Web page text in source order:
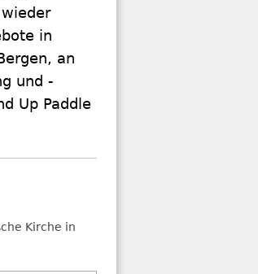
in
an
und -
Up Paddle
Kirche in